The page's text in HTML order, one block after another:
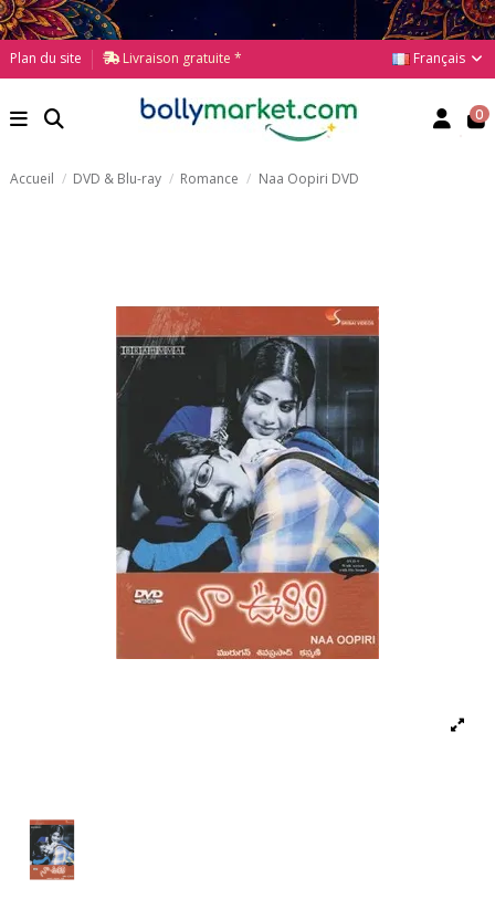
Plan du site Livraison gratuite * Français
0
Accueil DVD & Blu-ray Romance Naa Oopiri DVD